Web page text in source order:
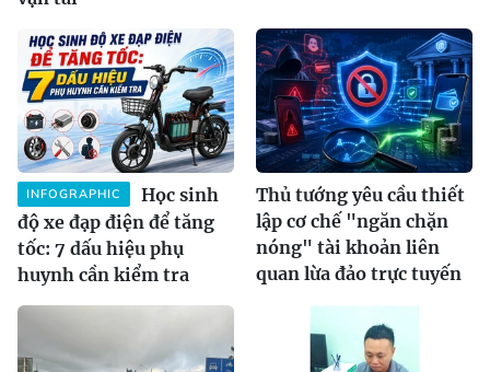
INFOGRAPHIC
Học sinh
độ xe đạp điện để tăng
tốc: 7 dấu hiệu phụ
huynh cần kiểm tra
Thủ tướng yêu cầu thiết
lập cơ chế "ngăn chặn
nóng" tài khoản liên
quan lừa đảo trực tuyến